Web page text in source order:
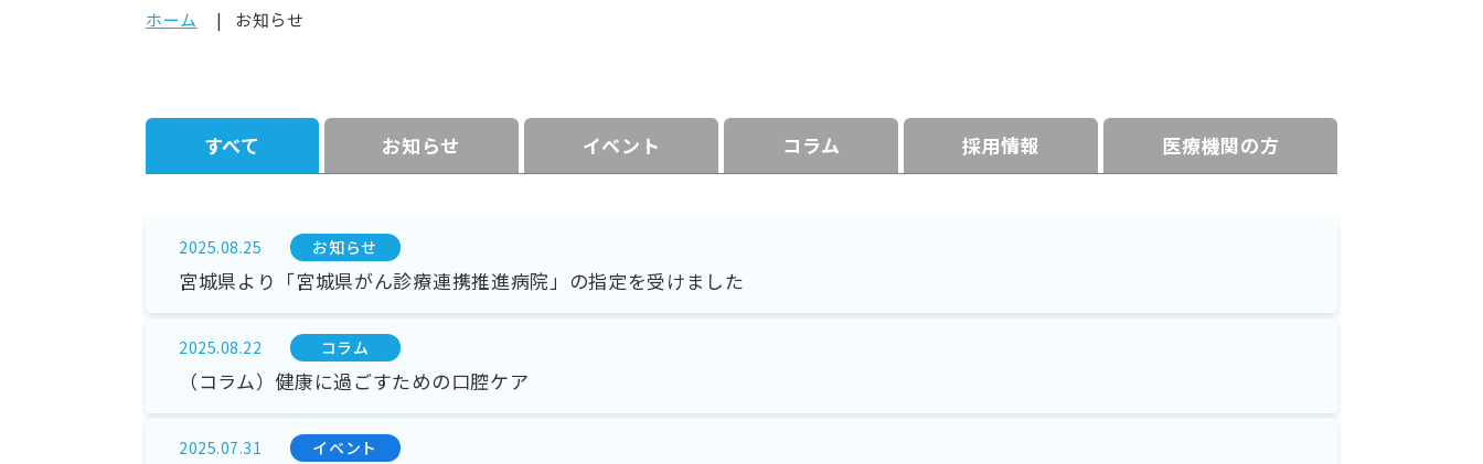
ホーム お知らせ
すべて お知らせ イベント コラム 採⽤情報 医療機関の方
2025.08.25 お知らせ
宮城県より「宮城県がん診療連携推進病院」の指定を受けました
2025.08.22 コラム
（コラム）健康に過ごすための口腔ケア
2025.07.31 イベント